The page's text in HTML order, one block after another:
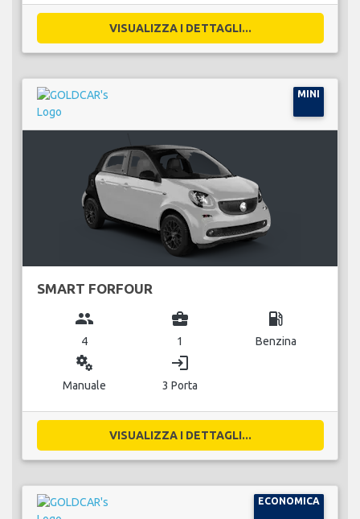
VISUALIZZA I DETTAGLI...
MINI
SMART FORFOUR
group
4
business_center
1
local_gas_station
Benzina
miscellaneous_services
Manuale
login
3 Porta
VISUALIZZA I DETTAGLI...
ECONOMICA